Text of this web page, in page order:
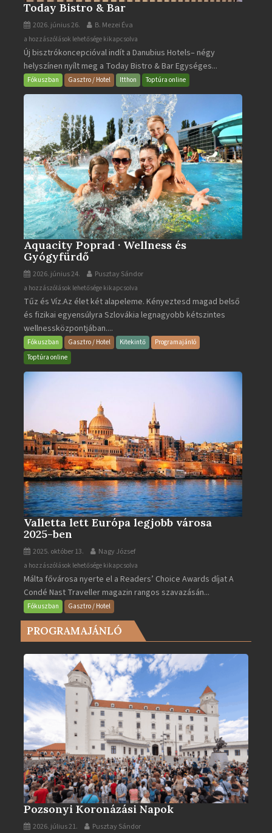
Today Bistro & Bar
2026. június 26. B. Mezei Éva
Today
Bistro
&
Bar
bejegyzéshez
a hozzászólások lehetősége kikapcsolva
Új bisztrókoncepcióval indít a Danubius Hotels– négy
helyszínen nyílt meg a Today Bistro & Bar Egységes...
Fókuszban Gasztro / Hotel Itthon Toptúra online
Aquacity Poprad · Wellness és
Gyógyfürdő
2026. június 24. Pusztay Sándor
Aquacity
Poprad
·
Wellness
és
Gyógyfürdő
a hozzászólások lehetősége kikapcsolva
Tűz és Víz.Az élet két alapeleme. Kényeztesd magad belső
és fizikai egyensúlyra Szlovákia legnagyobb kétszintes
wellnessközpontjában....
Fókuszban Gasztro / Hotel Kitekintő
Programajánló
Toptúra online
Valletta lett Európa legjobb városa
2025-ben
2025. október 13. Nagy József
Valletta
lett
Európa
legjobb
városa
2025-
bejegyzéshez
a hozzászólások lehetősége kikapcsolva
Málta fővárosa nyerte el a Readers’ Choice Awards díjat A
Condé Nast Traveller magazin rangos szavazásán...
Fókuszban Gasztro / Hotel
PROGRAMAJÁNLÓ
Pozsonyi Koronázási Napok
2026. július 21. Pusztay Sándor